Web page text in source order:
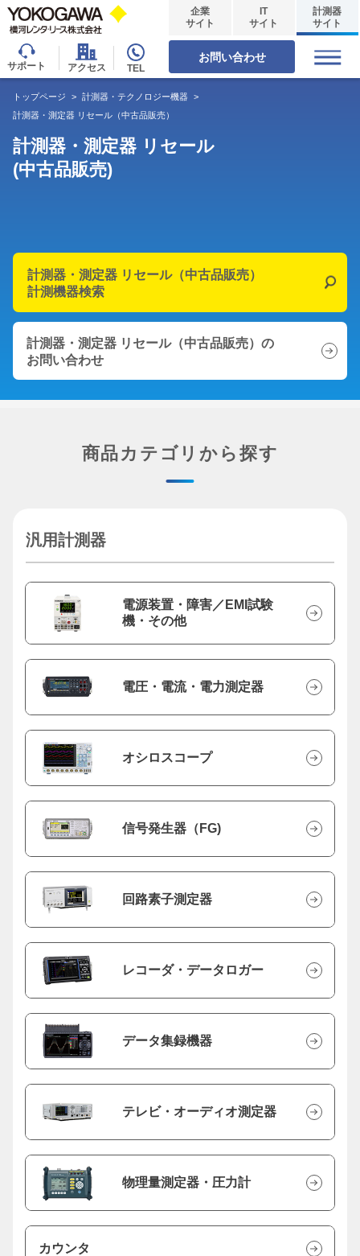
サポート アクセス TEL
企業
サイト
IT
サイト
計測器
サイト
お問い合わせ
トップページ > 計測器・テクノロジー機器 >
計測器・測定器 リセール（中古品販売）
計測器・測定器 リセール
(中古品販売)
計測器・測定器 リセール（中古品販売）
計測機器検索
計測器・測定器 リセール（中古品販売）の
お問い合わせ
商品カテゴリから探す
汎用計測器
電源装置・障害／EMI試験
機・その他
電圧・電流・電力測定器
オシロスコープ
信号発生器（FG)
回路素子測定器
レコーダ・データロガー
データ集録機器
テレビ・オーディオ測定器
物理量測定器・圧力計
カウンタ